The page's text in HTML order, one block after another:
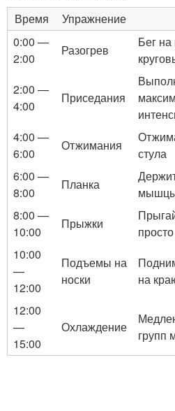
Время
Упражнение
0:00 —
2:00
Разогрев
Бег
2:00 —
4:00
Приседания
4:00 —
6:00
Отжимания
стула
6:00 —
8:00
Планка
8:00 —
10:00
Прыжки
10:00
—
12:00
Подъемы на
носки
на
12:00
—
15:00
Охлаждение
групп